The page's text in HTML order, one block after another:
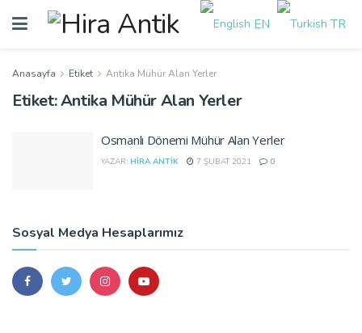
EN TR
Anasayfa Etiket Antika Mühür Alan Yerler
Etiket:Antika Mühür Alan Yerler
Osmanlı Dönemi Mühür Alan Yerler
YAZAR: HIRA ANTIK 7 ŞUBAT 2021 0
Sosyal Medya Hesaplarımız